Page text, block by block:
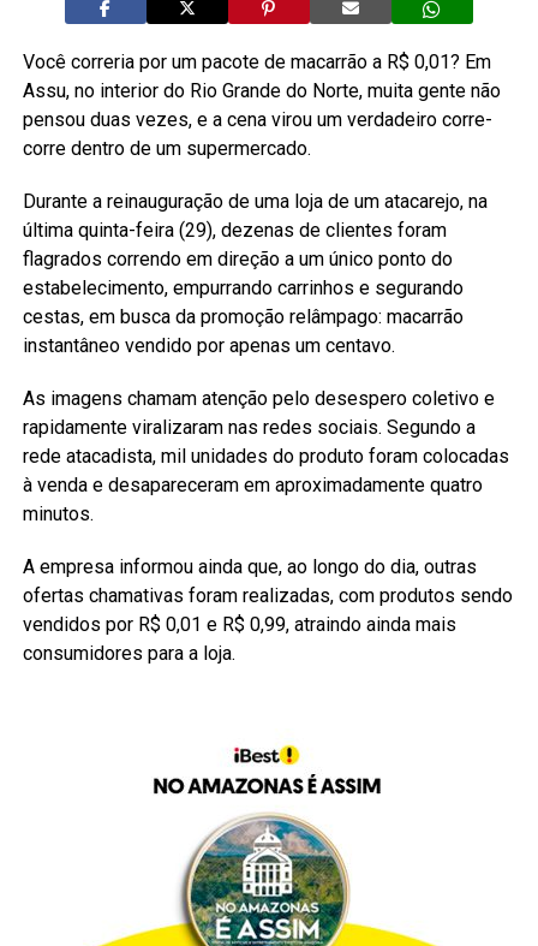
Você correria por um pacote de macarrão a R$ 0,01? Em
Assu, no interior do Rio Grande do Norte, muita gente não
pensou duas vezes, e a cena virou um verdadeiro corre-
corre dentro de um supermercado.
Durante a reinauguração de uma loja de um atacarejo, na
última quinta-feira (29), dezenas de clientes foram
flagrados correndo em direção a um único ponto do
estabelecimento, empurrando carrinhos e segurando
cestas, em busca da promoção relâmpago: macarrão
instantâneo vendido por apenas um centavo.
As imagens chamam atenção pelo desespero coletivo e
rapidamente viralizaram nas redes sociais. Segundo a
rede atacadista, mil unidades do produto foram colocadas
à venda e desapareceram em aproximadamente quatro
minutos.
A empresa informou ainda que, ao longo do dia, outras
ofertas chamativas foram realizadas, com produtos sendo
vendidos por R$ 0,01 e R$ 0,99, atraindo ainda mais
consumidores para a loja.